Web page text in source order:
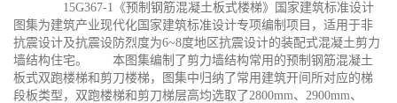
15G367-1《预制钢筋混凝土板式楼梯》国家建筑标准设计
图集为建筑产业现代化国家建筑标准设计专项编制项目，适用于非
抗震设计及抗震设防烈度为6~8度地区抗震设计的装配式混凝土剪力
墙结构住宅。 本图集编制了剪力墙结构常用的预制钢筋混凝土
板式双跑楼梯和剪刀楼梯，图集中归纳了常用建筑开间所对应的梯
段板类型，双跑楼梯和剪刀梯层高均选取了2800mm、2900mm、